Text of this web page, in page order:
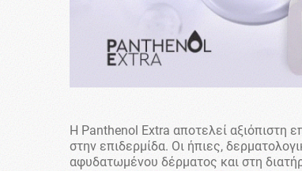
Η Panthenol Extra αποτελεί αξιόπιστη
στην επιδερμίδα. Οι ήπιες,
αφυδατωμένου δέρματος και στη